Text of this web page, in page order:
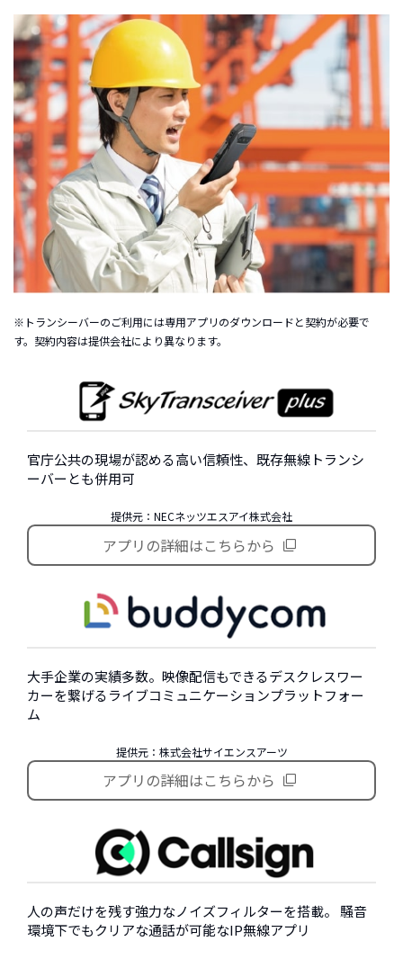
※トランシーバーのご利用には専用アプリのダウンロードと契約が必要で
す。契約内容は提供会社により異なります。
官庁公共の現場が認める高い信頼性、既存無線トランシ
ーバーとも併用可
提供元：NECネッツエスアイ株式会社
アプリの詳細はこちらから
大手企業の実績多数。映像配信もできるデスクレスワー
カーを繋げるライブコミュニケーションプラットフォー
ム
提供元：株式会社サイエンスアーツ
アプリの詳細はこちらから
人の声だけを残す強力なノイズフィルターを搭載。 騒音
環境下でもクリアな通話が可能なIP無線アプリ